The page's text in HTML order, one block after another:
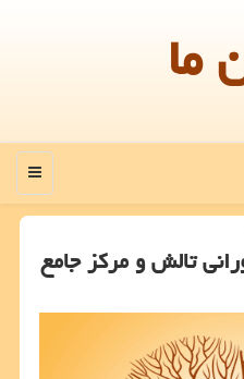
ما
منو
تالش و مركز جامع